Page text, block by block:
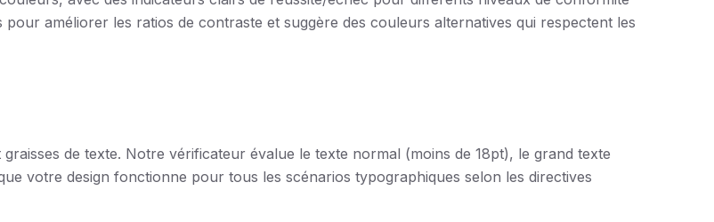
améliorer les ratios de contraste et suggère des couleurs alternatives qui respectent les
de texte. Notre vérificateur évalue le texte normal (moins de 18pt), le grand texte
votre design fonctionne pour tous les scénarios typographiques selon les directives